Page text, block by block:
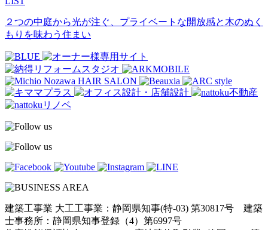
２つの中庭から光が注ぐ、プライベートな開放感と木のぬく
もりを味わう住まい
建築工事業 大工工事業：静岡県知事(特-03) 第30817号 建築
士事務所：静岡県知事登録（4）第6997号